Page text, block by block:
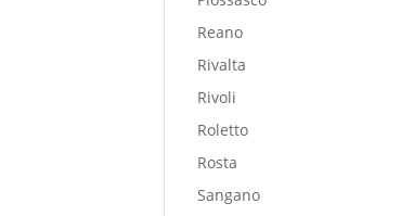
Reano
Rivalta
Rivoli
Roletto
Rosta
Sangano